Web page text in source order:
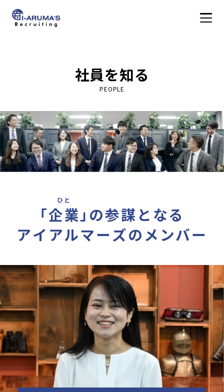
アイアルマーズ株式
仕事を知る
PEOPLE
社員を知る
CULTURE
DATA
数字で知る
NEWS
最新を知る
社員を知る
PEOPLE
「企業
ひと
」 の参謀となる
アイアルマーズのメンバー